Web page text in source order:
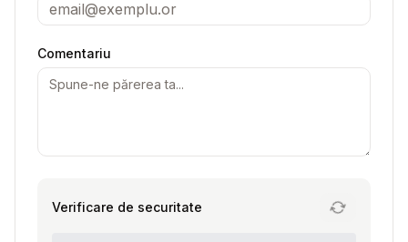
Comentariu
Verificare de securitate